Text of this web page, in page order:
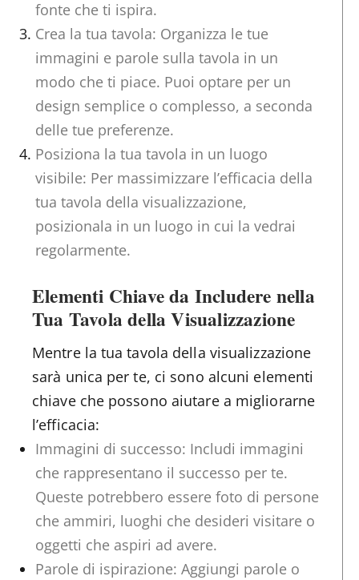
fonte che ti ispira.
Crea la tua tavola: Organizza le tue
immagini e parole sulla tavola in un
modo che ti piace. Puoi optare per un
design semplice o complesso, a seconda
delle tue preferenze.
Posiziona la tua tavola in un luogo
visibile: Per massimizzare l’efficacia della
tua tavola della visualizzazione,
posizionala in un luogo in cui la vedrai
regolarmente.
Elementi Chiave da Includere nella
Tua Tavola della Visualizzazione
Mentre la tua tavola della visualizzazione
sarà unica per te, ci sono alcuni elementi
chiave che possono aiutare a migliorarne
l’efficacia:
Immagini di successo: Includi immagini
che rappresentano il successo per te.
Queste potrebbero essere foto di persone
che ammiri, luoghi che desideri visitare o
oggetti che aspiri ad avere.
Parole di ispirazione: Aggiungi parole o